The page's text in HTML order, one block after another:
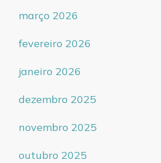
março 2026
fevereiro 2026
janeiro 2026
dezembro 2025
novembro 2025
outubro 2025